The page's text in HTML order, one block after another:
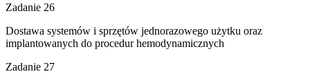
Zadanie 26
Dostawa systemów i sprzętów jednorazowego użytku oraz
implantowanych do procedur hemodynamicznych
Zadanie 27